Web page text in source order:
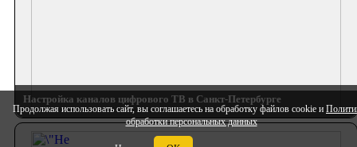
Продолжая использовать сайт, вы соглашаетесь на обработку файлов cookie и
обработки персональных данных
Настройка каналов цифрового ТВ в Санкт-Петербурге